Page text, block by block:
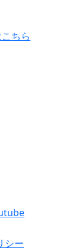
ちら
シー